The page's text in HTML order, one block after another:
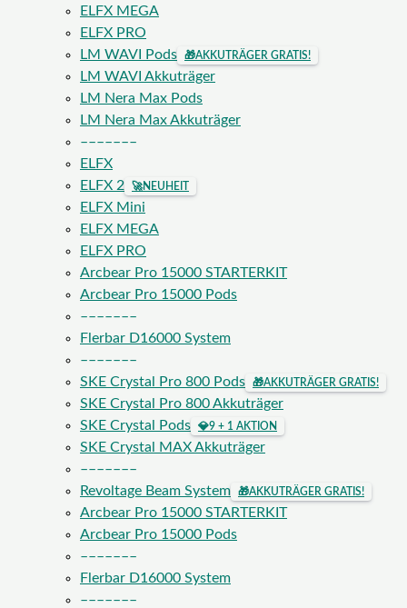
ELFX MEGA
ELFX PRO
LM WAVI Pods
🎁AKKUTRÄGER GRATIS!
LM WAVI Akkuträger
LM Nera Max Pods
LM Nera Max Akkuträger
–––––––
ELFX
ELFX 2
🚀NEUHEIT
ELFX Mini
ELFX MEGA
ELFX PRO
Arcbear Pro 15000 STARTERKIT
Arcbear Pro 15000 Pods
–––––––
Flerbar D16000 System
–––––––
SKE Crystal Pro 800 Pods
🎁AKKUTRÄGER GRATIS!
SKE Crystal Pro 800 Akkuträger
SKE Crystal Pods
💎9 + 1 AKTION
SKE Crystal MAX Akkuträger
–––––––
Revoltage Beam System
🎁AKKUTRÄGER GRATIS!
Arcbear Pro 15000 STARTERKIT
Arcbear Pro 15000 Pods
–––––––
Flerbar D16000 System
–––––––